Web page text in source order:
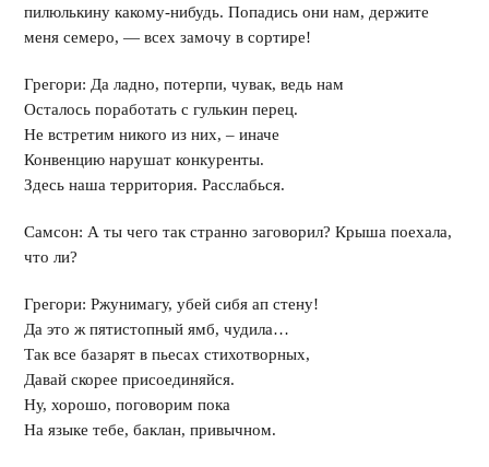
пилюлькину какому-нибудь. Попадись они нам, держите
меня семеро, — всех замочу в сортире!
Грегори: Да ладно, потерпи, чувак, ведь нам
Осталось поработать с гулькин перец.
Не встретим никого из них, – иначе
Конвенцию нарушат конкуренты.
Здесь наша территория. Расслабься.
Самсон: А ты чего так странно заговорил? Крыша поехала,
что ли?
Грегори: Ржунимагу, убей сибя ап стену!
Да это ж пятистопный ямб, чудила…
Так все базарят в пьесах стихотворных,
Давай скорее присоединяйся.
Ну, хорошо, поговорим пока
На языке тебе, баклан, привычном.